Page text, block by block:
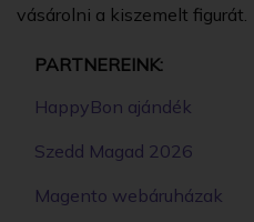
vásárolni a kiszemelt figurát.
PARTNEREINK:
HappyBon ajándék
Szedd Magad 2026
Magento webáruházak